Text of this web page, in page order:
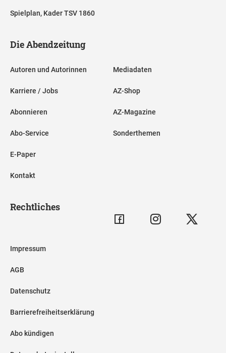
Spielplan, Kader TSV 1860
Die Abendzeitung
Autoren und Autorinnen
Karriere / Jobs
Abonnieren
Abo-Service
E-Paper
Kontakt
Mediadaten
AZ-Shop
AZ-Magazine
Sonderthemen
Rechtliches
Impressum
AGB
Datenschutz
Barrierefreiheitserklärung
Abo kündigen